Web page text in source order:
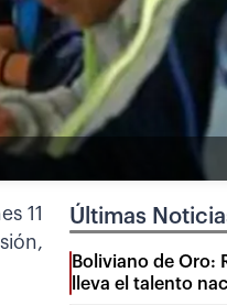
11
Últimas
Boliviano de Oro:
lleva el talento